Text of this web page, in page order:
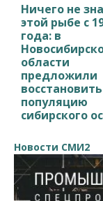
Ничего не
этой рыбе с
года: в
области
предложили
восстановить
популяцию
сибирского
Новости СМИ2